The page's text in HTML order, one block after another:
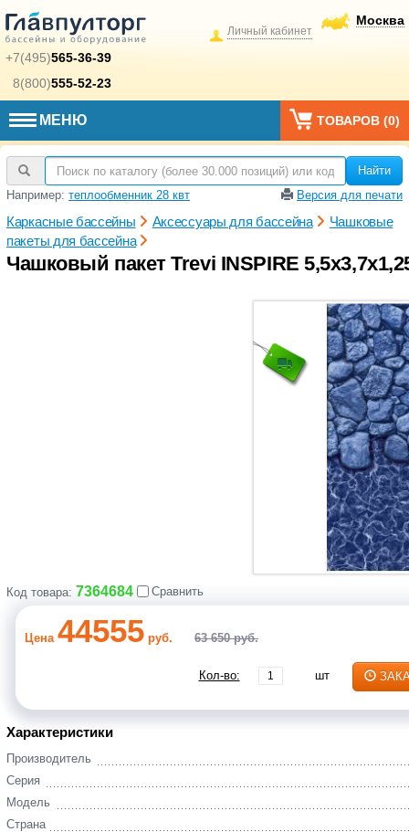
+7(495)565-36-39
8(800)555-52-23
Москва
Личный кабинет
МЕНЮ ТОВАРОВ (0)
Найти
Например: теплообменник 28 квт Версия для печати
Каркасные бассейны Аксессуары для бассейна
Чашковые
пакеты для бассейна
Чашковый пакет Trevi INSPIRE
Код товара: 7364684 Сравнить
Цена 44555 руб. 63 650 руб.
Кол-во: шт
Характеристики
Производитель
Серия
Модель
Страна